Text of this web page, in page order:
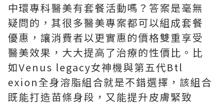
中環專科醫美有套餐活動嗎？答案是毫無
疑問的，其很多醫美專案都可以組成套餐
優惠，讓消費者以更實惠的價格雙重享受
醫美效果，大大提高了治療的性價比。比
如Venus legacy女神機與第五代Btl
exion全身溶脂組合就是不錯選擇，該組合
既能打造苗條身段，又能提升皮膚緊致